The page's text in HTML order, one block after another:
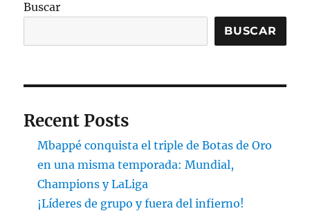
Buscar
BUSCAR
Recent Posts
Mbappé conquista el triple de Botas de Oro
en una misma temporada: Mundial,
Champions y LaLiga
¡Líderes de grupo y fuera del infierno!